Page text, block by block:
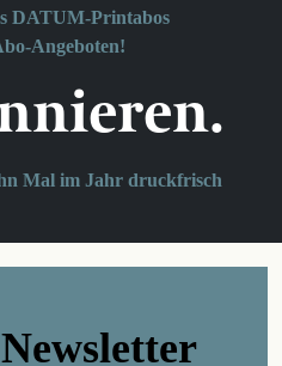
DATUM-Printabos
Angeboten!
Mal im Jahr druckfrisch